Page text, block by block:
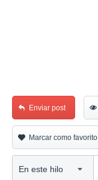
Enviar post
Marcar como favorito